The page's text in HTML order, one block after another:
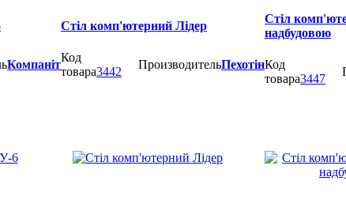
Компаніт
Стіл комп'ютерний Лідер
Код
товара3442
ПроизводительПехотін
Стіл
надбудовою
Код
товара3447